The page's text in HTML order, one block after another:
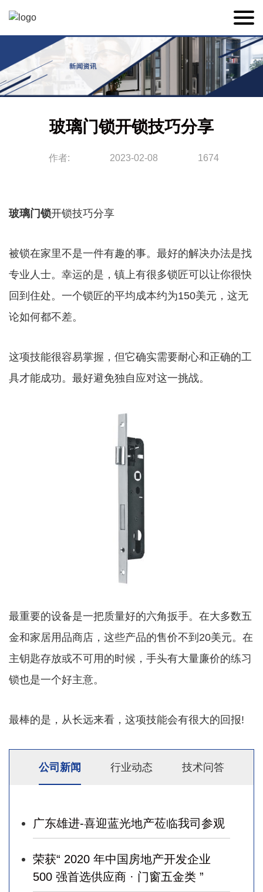
玻璃门锁开锁技巧分享
作者: 2023-02-08 1674
玻璃门锁开锁技巧分享
被锁在家里不是一件有趣的事。最好的解决办法是找
专业人士。幸运的是，镇上有很多锁匠可以让你很快
回到住处。一个锁匠的平均成本约为150美元，这无
论如何都不差。
这项技能很容易掌握，但它确实需要耐心和正确的工
具才能成功。最好避免独自应对这一挑战。
最重要的设备是一把质量好的六角扳手。在大多数五
金和家居用品商店，这些产品的售价不到20美元。在
主钥匙存放或不可用的时候，手头有大量廉价的练习
锁也是一个好主意。
最棒的是，从长远来看，这项技能会有很大的回报!
公司新闻 行业动态 技术问答
广东雄进-喜迎蓝光地产莅临我司参观
荣获“ 2020 年中国房地产开发企业
500 强首选供应商 · 门窗五金类 ”